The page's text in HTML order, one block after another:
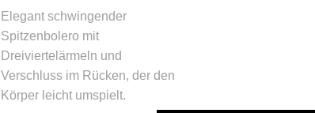
Elegant schwingender
Spitzenbolero mit
Dreiviertelärmeln und
Verschluss im Rücken, der den
Körper leicht umspielt.